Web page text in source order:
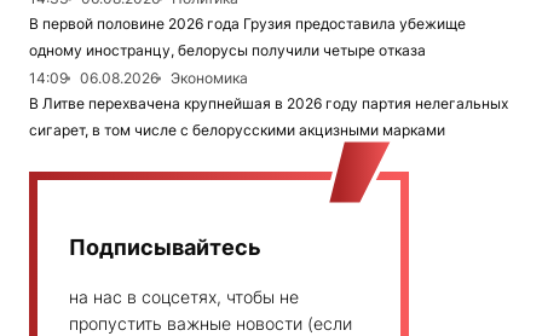
В первой половине 2026 года Грузия предоставила убежище
одному иностранцу, белорусы получили четыре отказа
14:09
06.08.2026
Экономика
В Литве перехвачена крупнейшая в 2026 году партия нелегальных
сигарет, в том числе с белорусскими акцизными марками
Подписывайтесь
на нас в соцсетях, чтобы не
пропустить важные новости (если